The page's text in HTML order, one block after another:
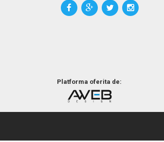
Platforma oferita de: